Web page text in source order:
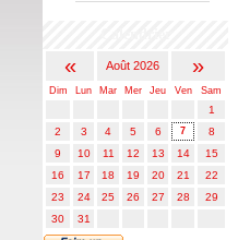
« Août 2026 »
Dim Lun Mar Mer Jeu Ven Sam
1
2
3 4 5 6 7
8
9
10 11 12 13 14
15
16
17 18 19 20 21
22
23
24 25 26 27 28
29
30
31